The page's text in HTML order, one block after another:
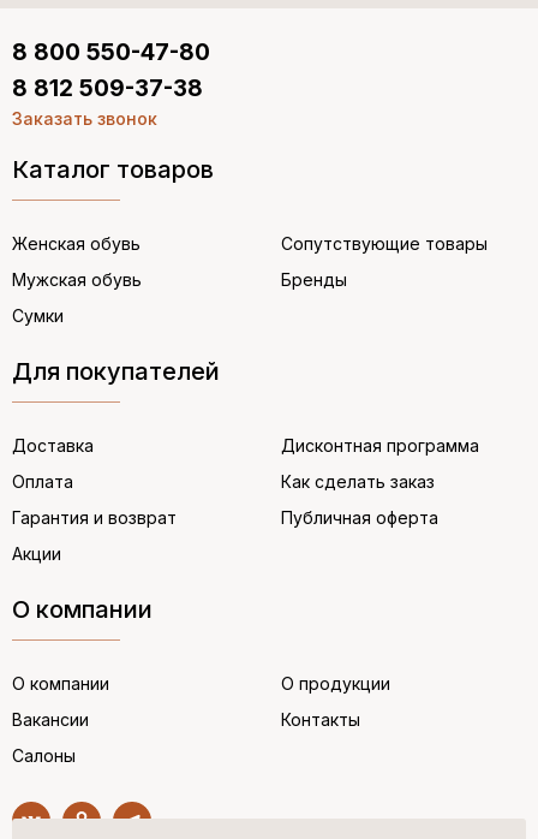
Каталог товаров
Женская обувь
Мужская обувь
Сумки
Сопутствующие товары
Бренды
Для покупателей
Доставка
Оплата
Гарантия и возврат
Акции
Дисконтная программа
Как сделать заказ
Публичная оферта
О компании
О компании
Вакансии
Салоны
О продукции
Контакты
8 800 550-47-80
8 812 509-37-38
Заказать звонок